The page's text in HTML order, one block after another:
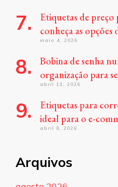
Etiquetas de preço
conheça as opções
maio 4, 2026
Bobina de senha
organização para
abril 13, 2026
Etiquetas para
ideal para o e-
abril 8, 2026
Arquivos